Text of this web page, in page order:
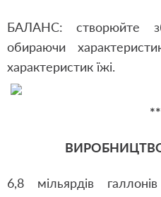
БАЛАНС: створюйте
обираючи
характеристик їжі.
­ВИРОБНИЦТВО
6,8 мільярдів